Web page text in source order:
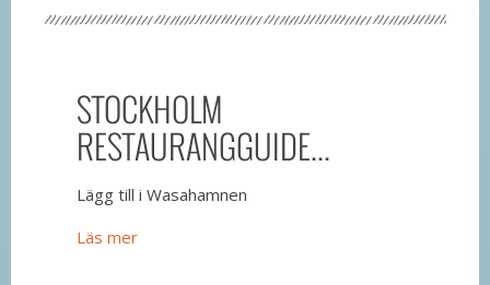
STOCKHOLM
RESTAURANGGUIDE...
Lägg till i Wasahamnen
Läs mer